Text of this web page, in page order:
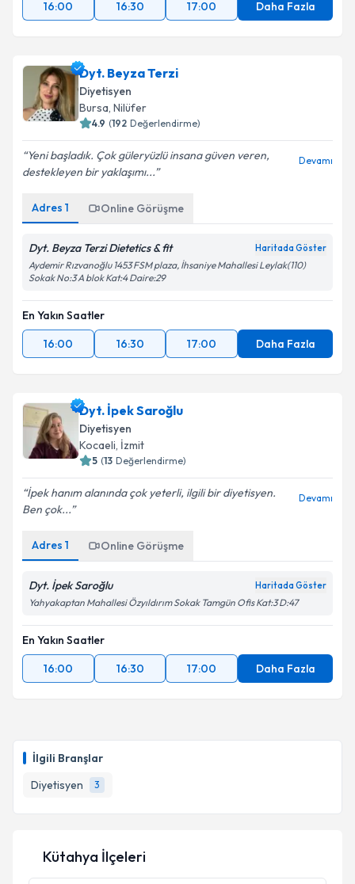
İlgili Branşlar
Diyetisyen
3
16:00 16:30 17:00 Daha Fazla
Dyt. Beyza Terzi
Diyetisyen
Bursa, Nilüfer
4.9 (192 Değerlendirme)
Yeni başladık. Çok güleryüzlü insana güven veren,
destekleyen bir yaklaşımı...
Devamı
Adres 1 Online Görüşme
Dyt. Beyza Terzi Dietetics & fit Haritada Göster
Aydemir Rızvanoğlu 1453 FSM plaza, İhsaniye Mahallesi Leylak(110)
Sokak No:3 A blok Kat:4 Daire:29
En Yakın Saatler
16:00
16:30 17:00 Daha Fazla
Dyt. İpek Saroğlu
Diyetisyen
Kocaeli, İzmit
5 (13 Değerlendirme)
İpek hanım alanında çok yeterli, ilgili bir diyetisyen.
Ben çok...
Devamı
Adres 1 Online Görüşme
Dyt. İpek Saroğlu Haritada Göster
Yahyakaptan Mahallesi Özyıldırım Sokak Tamgün Ofis Kat:3 D:47
En Yakın Saatler
16:00
16:30 17:00 Daha Fazla
Kütahya İlçeleri